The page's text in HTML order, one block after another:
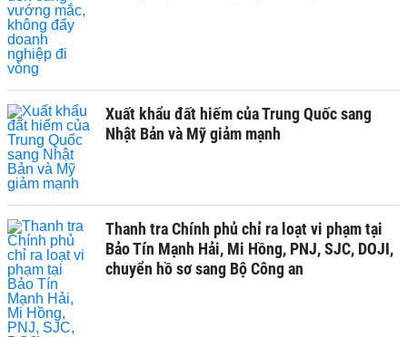
Xuất khẩu đất hiếm của Trung Quốc sang
Nhật Bản và Mỹ giảm mạnh
Thanh tra Chính phủ chỉ ra loạt vi phạm tại
Bảo Tín Mạnh Hải, Mi Hồng, PNJ, SJC, DOJI,
chuyển hồ sơ sang Bộ Công an